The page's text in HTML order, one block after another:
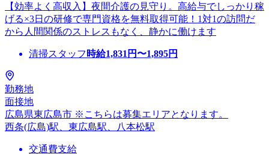
【効率よく高収入】夜間介護の見守り。高給与でしっかり稼
げる×3日の研修で専門資格を無料取得可能！1対1の訪問だ
から人間関係のストレスもなく、静かに働けます
清掃スタッフ 時給1,831 円〜1,895円
勤務地
面接地
広島県東広島市 ※こちらは募集エリアとなります。
西条(広島)駅、東広島駅、八本松駅
交通費支給